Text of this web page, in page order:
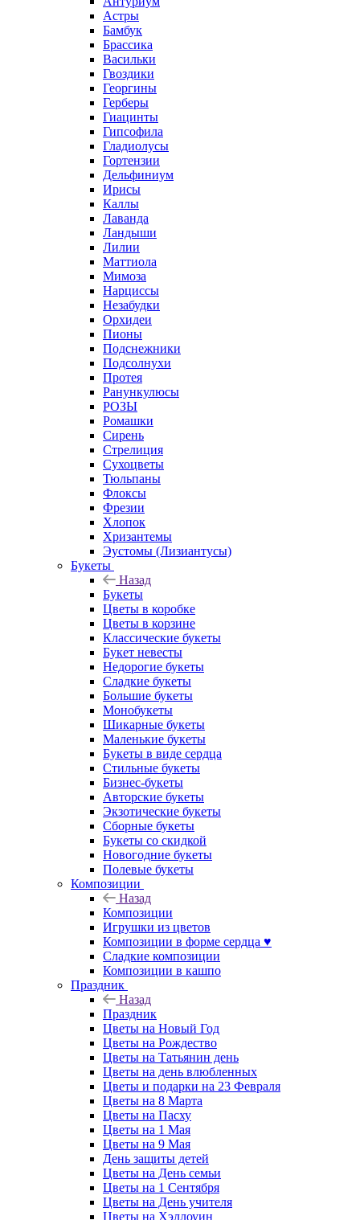
Астры
Бамбук
Брассика
Васильки
Гвоздики
Георгины
Герберы
Гиацинты
Гипсофила
Гладиолусы
Гортензии
Дельфиниум
Ирисы
Каллы
Лаванда
Ландыши
Лилии
Маттиола
Мимоза
Нарциссы
Незабудки
Орхидеи
Пионы
Подснежники
Подсолнухи
Протея
Ранункулюсы
РОЗЫ
Ромашки
Сирень
Стрелиция
Сухоцветы
Тюльпаны
Флоксы
Фрезии
Хлопок
Хризантемы
Эустомы (Лизиантусы)
Букеты
Назад
Букеты
Цветы в коробке
Цветы в корзине
Классические букеты
Букет невесты
Недорогие букеты
Сладкие букеты
Большие букеты
Монобукеты
Шикарные букеты
Маленькие букеты
Букеты в виде сердца
Стильные букеты
Бизнес-букеты
Авторские букеты
Экзотические букеты
Сборные букеты
Букеты со скидкой
Новогодние букеты
Полевые букеты
Композиции
Назад
Композиции
Игрушки из цветов
Композиции в форме сердца ♥
Сладкие композиции
Композиции в кашпо
Праздник
Назад
Праздник
Цветы на Новый Год
Цветы на Рождество
Цветы на Татьянин день
Цветы на день влюбленных
Цветы и подарки на 23 Февраля
Цветы на 8 Марта
Цветы на Пасху
Цветы на 1 Мая
Цветы на 9 Мая
День защиты детей
Цветы на День семьи
Цветы на 1 Сентября
Цветы на День учителя
Цветы на Хэллоуин